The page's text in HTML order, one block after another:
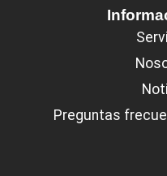
Preguntas